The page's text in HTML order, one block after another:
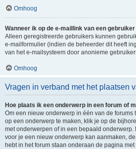
Omhoog
Wanneer ik op de e-maillink van een
Alleen geregistreerde gebruikers kunnen
e-mailformulier (indien de beheerder dit heeft
van het e-mailsysteem door anonieme
Omhoog
Vragen in verband met het plaatsen
Hoe plaats ik een onderwerp in een forum of
Om een nieuw onderwerp in één van de forums
op een onderwerp te maken, klik je op de
met onderwerpen of in een bepaald onderwerp.
voor je een nieuw onderwerp kan aanmaken,
hebt in het forum staan onderaan de pagina